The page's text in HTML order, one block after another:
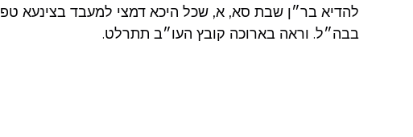
להדיא בר״ן שבת סא, א, שכל היכא דמצי למעבד בצינעא
בבה״ל. וראה בארוכה קובץ העו״ב תתרלט.